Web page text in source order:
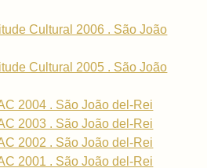
Cultural 2006 . São João
Cultural 2005 . São João
2004 . São João del-Rei
2003 . São João del-Rei
2002 . São João del-Rei
2001 . São João del-Rei